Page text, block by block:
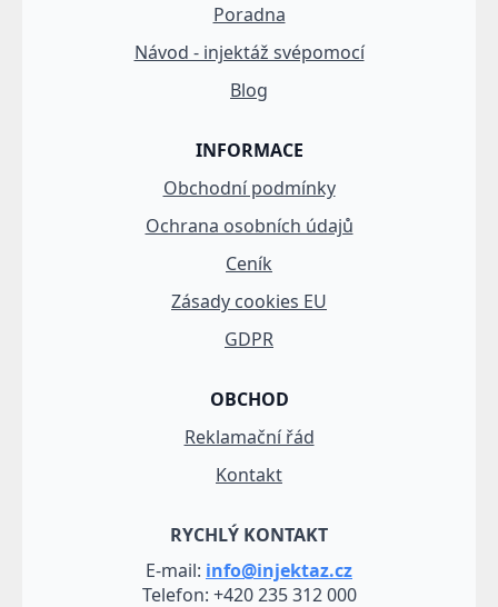
Poradna
Návod - injektáž svépomocí
Blog
INFORMACE
Obchodní podmínky
Ochrana osobních údajů
Ceník
Zásady cookies EU
GDPR
OBCHOD
Reklamační řád
Kontakt
RYCHLÝ KONTAKT
E-mail: info@injektaz.cz
Telefon: +420 235 312 000